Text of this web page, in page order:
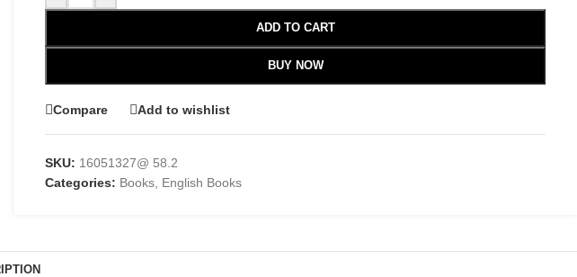
ADD TO CART
BUY NOW
Compare Add to wishlist
SKU: 16051327@ 58.2
Categories: Books English Books